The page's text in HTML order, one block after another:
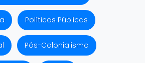
Políticas Públicas
Pós-Colonialismo